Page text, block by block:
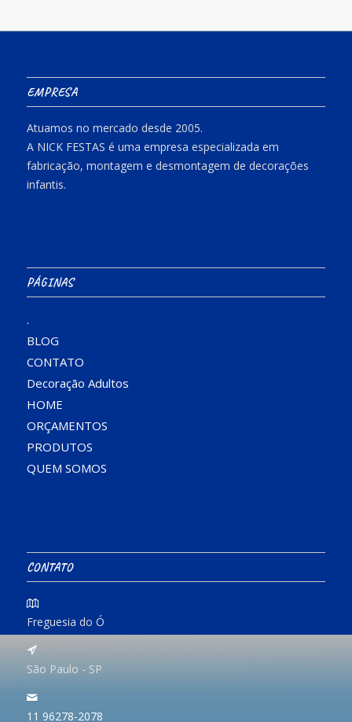
EMPRESA
Atuamos no mercado desde 2005.
A NICK FESTAS é uma empresa especializada em
fabricação, montagem e desmontagem de decorações
infantis.
PÁGINAS
.
BLOG
CONTATO
Decoração Adultos
HOME
ORÇAMENTOS
PRODUTOS
QUEM SOMOS
CONTATO
Freguesia do Ó
São Paulo - SP
11 96278-2078